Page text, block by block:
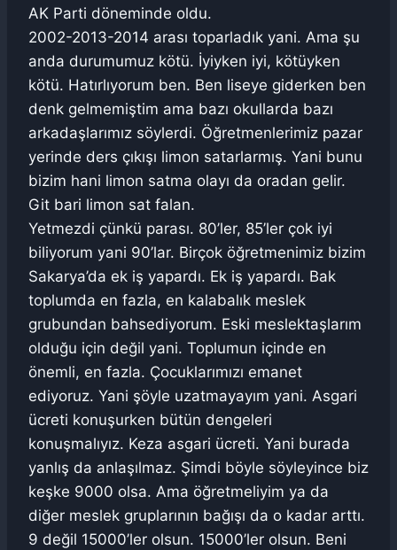
AK Parti döneminde oldu.
2002-2013-2014 arası toparladık yani. Ama şu
anda durumumuz kötü. İyiyken iyi, kötüyken
kötü. Hatırlıyorum ben. Ben liseye giderken ben
denk gelmemiştim ama bazı okullarda bazı
arkadaşlarımız söylerdi. Öğretmenlerimiz pazar
yerinde ders çıkışı limon satarlarmış. Yani bunu
bizim hani limon satma olayı da oradan gelir.
Git bari limon sat falan.
Yetmezdi çünkü parası. 80’ler, 85’ler çok iyi
biliyorum yani 90’lar. Birçok öğretmenimiz bizim
Sakarya’da ek iş yapardı. Ek iş yapardı. Bak
toplumda en fazla, en kalabalık meslek
grubundan bahsediyorum. Eski meslektaşlarım
olduğu için değil yani. Toplumun içinde en
önemli, en fazla. Çocuklarımızı emanet
ediyoruz. Yani şöyle uzatmayayım yani. Asgari
ücreti konuşurken bütün dengeleri
konuşmalıyız. Keza asgari ücreti. Yani burada
yanlış da anlaşılmaz. Şimdi böyle söyleyince biz
keşke 9000 olsa. Ama öğretmeliyim ya da
diğer meslek gruplarının bağışı da o kadar arttı.
9 değil 15000’ler olsun. 15000’ler olsun. Beni